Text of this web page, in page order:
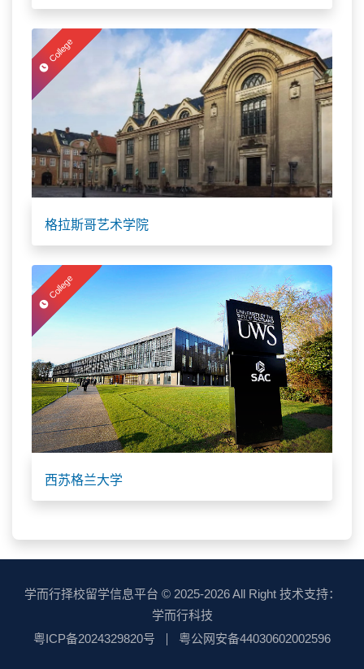
College
格拉斯哥艺术学院
College
西苏格兰大学
学而行择校留学信息平台 © 2025-2026 All Right 技术支持：
学而行科技
粤ICP备2024329820号
粤公网安备44030602002596